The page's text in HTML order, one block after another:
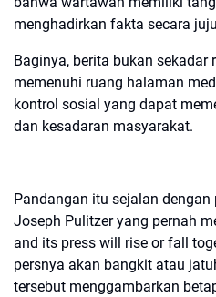
menghadirkan fakta secara
Baginya, berita bukan sekadar
memenuhi ruang halaman
kontrol sosial yang dapat
dan kesadaran masyarakat.
Pandangan itu sejalan
Joseph Pulitzer yang pernah
and its press will rise or fall
persnya akan bangkit atau
tersebut menggambarkan